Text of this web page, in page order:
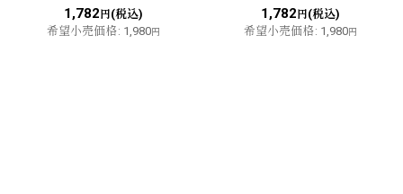
1,782 円(税込)
希望小売価格: 1,980円
1,782 円(税込)
希望小売価格: 1,980円